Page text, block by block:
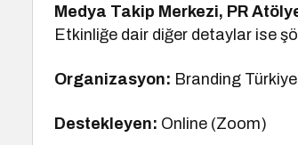
Medya Takip Merkezi, PR
Etkinliğe dair diğer detaylar ise
Organizasyon: Branding
Destekleyen: Online (Zoom)